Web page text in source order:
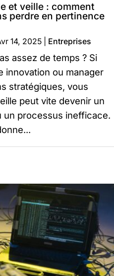
et veille : comment
perdre en pertinence
14, 2025 Entreprises
assez de temps ? Si
innovation ou manager
stratégiques, vous
peut vite devenir un
processus inefficace.